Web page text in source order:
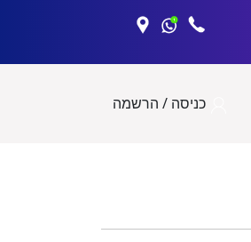
כניסה / הרשמה